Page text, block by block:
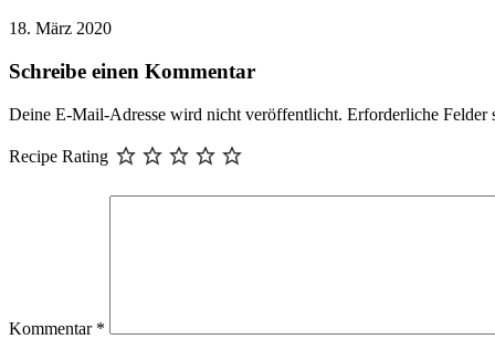
18. März 2020
Schreibe einen Kommentar
Deine E-Mail-Adresse wird nicht veröffentlicht. Erforderliche Felder
Recipe Rating
Kommentar *